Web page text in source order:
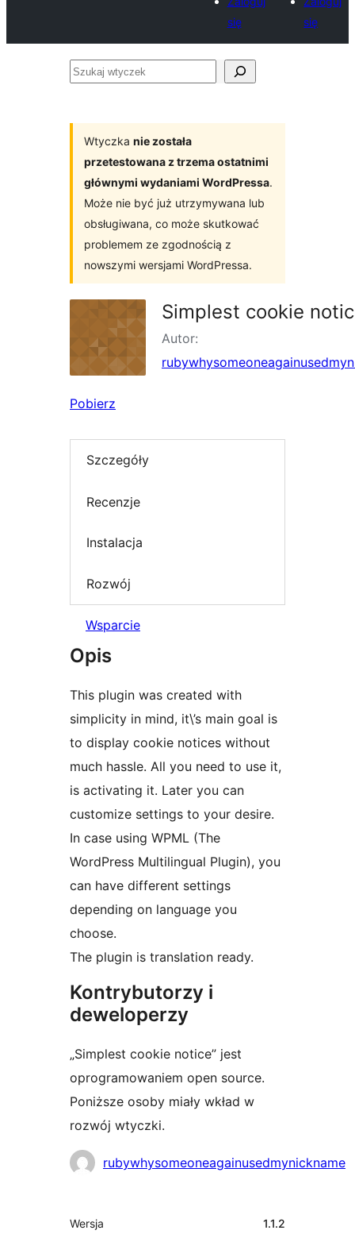
się
się
Szukaj
Wtyczka nie została
przetestowana z trzema ostatnimi
głównymi wydaniami WordPressa.
Może nie być już utrzymywana lub
obsługiwana, co może skutkować
problemem ze zgodnością z
nowszymi wersjami WordPressa.
Simplest cookie
Autor:
Pobierz
Szczegóły
Recenzje
Instalacja
Rozwój
Wsparcie
Opis
This plugin was created with
simplicity in mind, it\’s main goal is
to display cookie notices without
much hassle. All you need to use it,
is activating it. Later you can
customize settings to your desire.
In case using WPML (The
WordPress Multilingual Plugin), you
can have different settings
depending on language you
choose.
The plugin is translation ready.
Kontrybutorzy i
deweloperzy
„Simplest cookie notice” jest
oprogramowaniem open source.
Poniższe osoby miały wkład w
rozwój wtyczki.
Zaangażowani
rubywhysomeoneagainusedmynickname
Meta
Wersja 1.1.2